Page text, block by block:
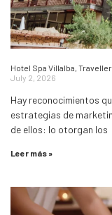
Hotel Spa Villalba,
July 2, 2026
Hay reconocimientos
estrategias de
de ellos: lo otorgan los
Leer más »